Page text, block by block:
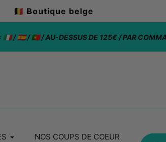
🇧🇪 Boutique belge
🇮🇹 / 🇪🇸 / 🇵🇹 / AU-DESSUS DE 125€ / PAR
NOS COUPS DE COEUR